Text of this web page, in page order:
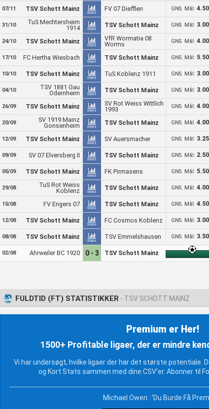
07/11 TSV Schott Mainz Stats FV 07 Diefflen GNS. Mål: 4.50
31/10
TuS Mechtersheim
1914
Stats TSV Schott Mainz GNS. Mål: 3.00
24/10 TSV Schott Mainz Stats
VfR Wormatia 08
Worms
GNS. Mål: 4.00
17/10 FC Hertha Wiesbach Stats TSV Schott Mainz GNS. Mål: 5.50
10/10 TSV Schott Mainz Stats TuS Koblenz 1911 GNS. Mål: 3.00
04/10
TSV 1881 Gau
Odernheim
Stats TSV Schott Mainz GNS. Mål: 3.00
26/09 TSV Schott Mainz Stats
SV Rot Weiss Wittlich
1993
GNS. Mål: 4.00
20/09
SV 1919 Mainz
Gonsenheim
Stats TSV Schott Mainz GNS. Mål: 4.00
12/09 TSV Schott Mainz Stats SV Auersmacher GNS. Mål: 3.25
09/09 SV 07 Elversberg II Stats TSV Schott Mainz GNS. Mål: 2.50
05/09 TSV Schott Mainz Stats FK Pirmasens GNS. Mål: 5.50
29/08
TuS Rot Weiss
Koblenz
Stats TSV Schott Mainz GNS. Mål: 4.00
15/08 FV Engers 07 Stats TSV Schott Mainz GNS. Mål: 4.50
12/08 TSV Schott Mainz Stats FC Cosmos Koblenz GNS. Mål: 3.00
08/08 TSV Schott Mainz Stats TSV Emmelshausen GNS. Mål: 3.50
02/08 Ahrweiler BC 1920 0 - 3 TSV Schott Mainz
FULDTID (FT) STATISTIKKER - TSV SCHOTT MAINZ
Premium er Her!
1500+ Profitable ligaer, der er mindre
Vi har undersøgt, hvilke ligaer der har det største potentiale.
og Kort Stats sammen med dine CSV'er. Abonner til
Michael Owen : 'Du Burde Få